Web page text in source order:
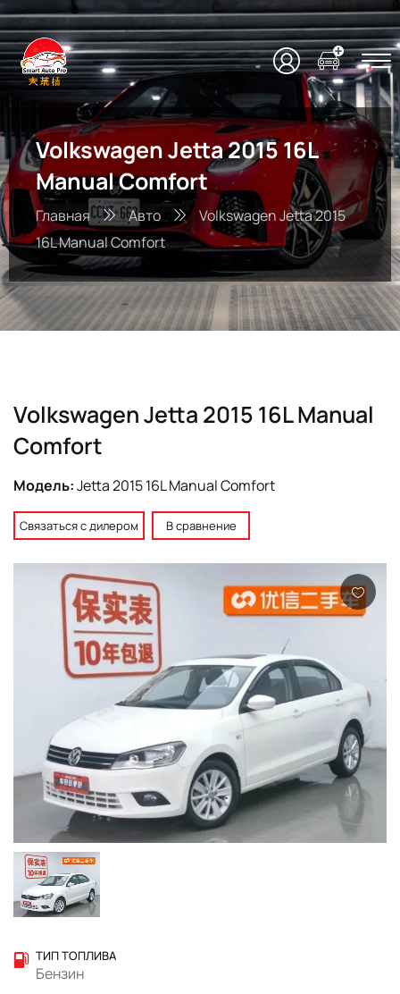
Volkswagen Jetta 2015 16L
Manual Comfort
Главная Авто
Volkswagen Jetta 2015
16L Manual Comfort
Volkswagen Jetta 2015 16L Manual
Comfort
Модель:Jetta 2015 16L Manual Comfort
Связаться с дилером В сравнение
ТИП ТОПЛИВА
Бензин